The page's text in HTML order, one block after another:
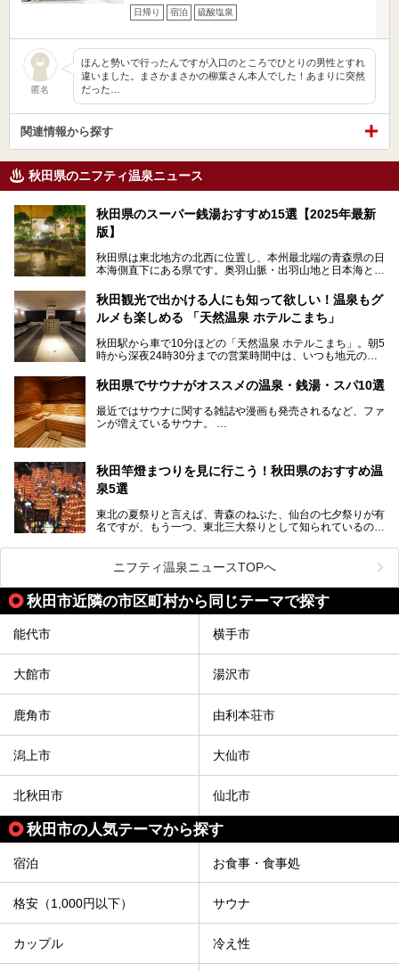
日帰り 宿泊 硫酸塩泉
匿名
ほんと勢いで行ったんですが入口のところでひとりの男性とすれ
違いました。まさかまさかの柳葉さん本人でした！あまりに突然
だった…
関連情報から探す
秋田県のニフティ温泉ニュース
秋田県のスーパー銭湯おすすめ15選【2025年最新
版】
秋田県は東北地方の北西に位置し、本州最北端の青森県の日
本海側直下にある県です。奥羽山脈・出羽山地と日本海とい
界自然遺産に登録された白神山地のほか、多くの国立公園・
国定公園を擁しています。
「あきたこまち」に代表される米の生産量は国内第3位。米
ハタハタ・しょっつる（魚醤）といった独特の食材も豊富で
す。
げ」など、全国的に有名な催しも多い秋田県。観光旅行にも
役立つ、県内のおすすめスーパー銭湯＆立ち寄り湯情報をご
紹介します。
秋田観光で出かける人にも知って欲しい！温泉もグ
ルメも楽しめる 「天然温泉 ホテルこまち」
秋田駅から車で10分ほどの「天然温泉 ホテルこまち」。朝5
時から深夜24時30分までの営業時間中は、いつも地元の人
岩盤浴入り放題なのに1泊3,500円からと破格の安さ！
観光にも便利な「天然温泉 ホテルこまち」の魅力をたっぷ
りお届けします。
秋田県でサウナがオススメの温泉・銭湯・スパ10選
最近ではサウナに関する雑誌や漫画も発売されるなど、ファ
ンが増えているサウナ。
こだわりを持つ施設も増えています。
今回はそんな今話題のサウナが楽しめる、秋田県内にあるオ
ススメ温泉・銭湯・スパを10件まとめてご紹介します。
秋田竿燈まつりを見に行こう！秋田県のおすすめ温
泉5選
東北の夏祭りと言えば、青森のねぶた、仙台の七夕祭りが有
名ですが、もう一つ、東北三大祭りとして知られているのが
毎年8月3日から6日に行われる「秋田竿燈まつり」は、たく
さんの提灯をぶらさげた大きな竿燈を「ドッコイショ」の掛
け声にあわせて秋田駅周辺を練り歩きます。
竿燈の数は230本、１万個の提灯がまるで天の川のように連
なり、秋田の夜を照らします。
竿燈まつりを見た後は、秋田の温泉で骨休め。秋田美人を生
ニフティ温泉ニュースTOPへ
秋田市近隣の市区町村から同じテーマで探す
能代市 横手市
大館市 湯沢市
鹿角市 由利本荘市
潟上市 大仙市
北秋田市 仙北市
秋田市の人気テーマから探す
宿泊 お食事・食事処
格安（1,000円以下） サウナ
カップル 冷え性